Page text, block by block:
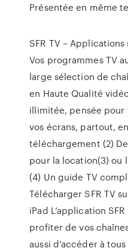
Présentée en même
SFR TV – Applications
Vos programmes TV
large sélection de
en Haute Qualité vidéo
illimitée, pensée
vos écrans, partout,
téléchargement (2)
pour la location(3) ou
(4) Un guide TV
Télécharger SFR TV
iPad L’application
profiter de vos
aussi d’accéder à